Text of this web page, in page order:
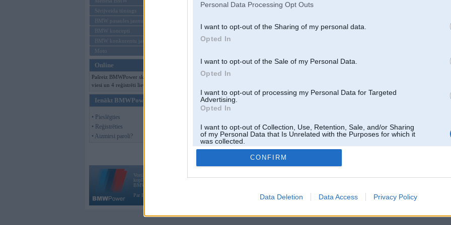
Personal Data Processing Opt Outs
I want to opt-out of the Sharing of my personal data.
Opted In
I want to opt-out of the Sale of my Personal Data.
Opted In
I want to opt-out of processing my Personal Data for Targeted
Advertising.
Opted In
I want to opt-out of Collection, Use, Retention, Sale, and/or Sharing
of my Personal Data that Is Unrelated with the Purposes for which it
was collected.
Opted Out
CONFIRM
Data Deletion Data Access Privacy Policy
Sērijveida tūnings
BMW pasaules jaunumi
BMW koncepti
BMW konkurentu jaunumi
Moto
Online
Pašreiz BMWPower skatās 440
viesi un 4 reģistrēti lietotāji.
Ienākt BMWPower
• Pieslēgties
• Reģistrēties
• Aizmirsi paroli?
Vortāls BMWPower.lv darbojas
kopš 2002. gada 14. maija. Tas nav auto klubs un nav saistīts ar
BMW AG.
Par BMWPower